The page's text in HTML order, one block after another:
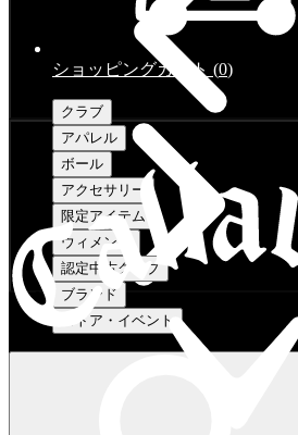
ショッピングカート (0)
クラブ
アパレル
ボール
アクセサリー
限定アイテム
ウィメンズ
認定中古クラブ
ブランド
ストア・イベント